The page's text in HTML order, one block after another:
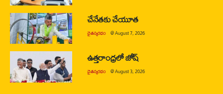
చేనేతకు చేయూత
చైతన్యరధం @August 7, 2026
ఉత్తరాంధ్రలో జోష్
చైతన్యరధం @August 3, 2026